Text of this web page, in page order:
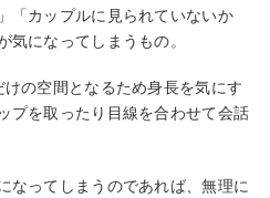
「カップルに見られていないか
になってしまうもの。
の空間となるため身長を気にす
プを取ったり目線を合わせて会話
なってしまうのであれば、無理に